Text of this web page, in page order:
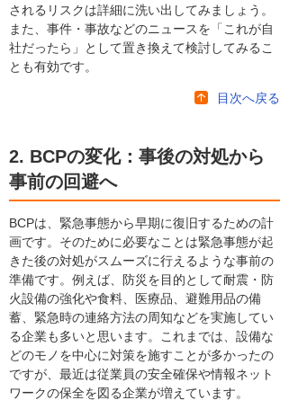
されるリスクは詳細に洗い出してみましょう。
また、事件・事故などのニュースを「これが自
社だったら」として置き換えて検討してみるこ
とも有効です。
目次へ戻る
2. BCPの変化：事後の対処から
事前の回避へ
BCPは、緊急事態から早期に復旧するための計
画です。そのために必要なことは緊急事態が起
きた後の対処がスムーズに行えるような事前の
準備です。例えば、防災を目的として耐震・防
火設備の強化や食料、医療品、避難用品の備
蓄、緊急時の連絡方法の周知などを実施してい
る企業も多いと思います。これまでは、設備な
どのモノを中心に対策を施すことが多かったの
ですが、最近は従業員の安全確保や情報ネット
ワークの保全を図る企業が増えています。